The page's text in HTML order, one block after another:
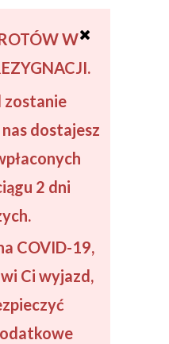
W
zostanie
dostajesz
2 dni
COVID-19,
Ci wyjazd,